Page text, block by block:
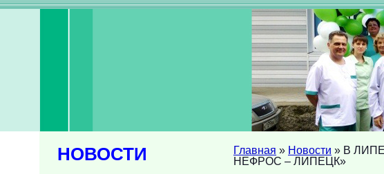
Главная » Новости » В
НЕФРОС – ЛИПЕЦК»
НОВОСТИ